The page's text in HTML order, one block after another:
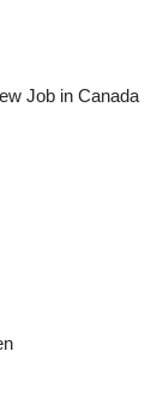
Job in Canada